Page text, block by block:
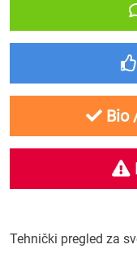
Tehnički pregled za
Bio